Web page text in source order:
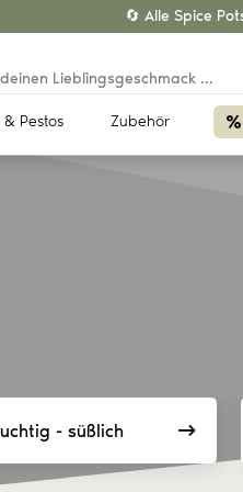
🔄 Alle Spice
& Pestos Zubehör
- süßlich